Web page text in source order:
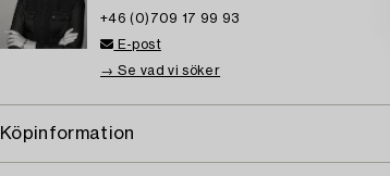
+46 (0)709 17 99 93
E-post
→ Se vad vi söker
Köpinformation